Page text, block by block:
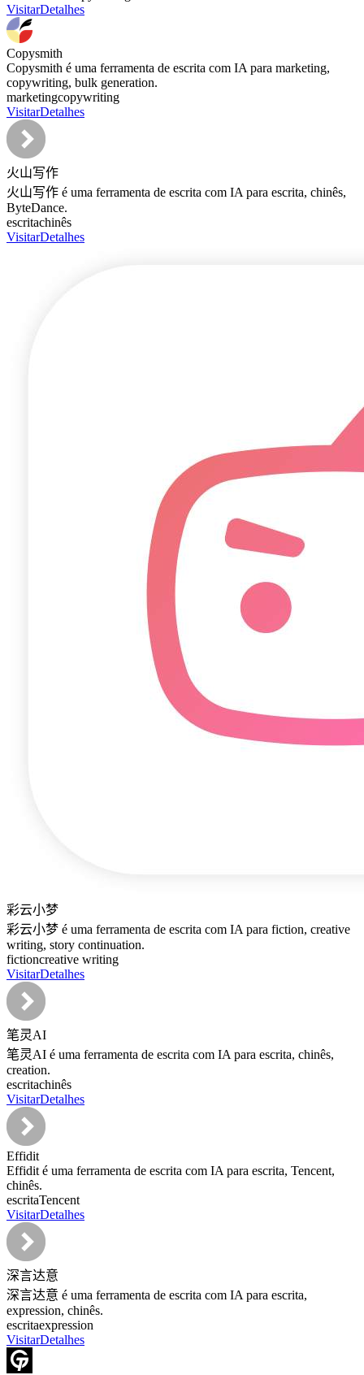
VisitarDetalhes
Copysmith
Copysmith é uma ferramenta de escrita com IA para marketing,
copywriting, bulk generation.
marketingcopywriting
VisitarDetalhes
火山写作
火山写作 é uma ferramenta de escrita com IA para escrita, chinês,
ByteDance.
escritachinês
VisitarDetalhes
彩云小梦
彩云小梦 é uma ferramenta de escrita com IA para fiction, creative
writing, story continuation.
fictioncreative writing
VisitarDetalhes
笔灵AI
笔灵AI é uma ferramenta de escrita com IA para escrita, chinês,
creation.
escritachinês
VisitarDetalhes
Effidit
Effidit é uma ferramenta de escrita com IA para escrita, Tencent,
chinês.
escritaTencent
VisitarDetalhes
深言达意
深言达意 é uma ferramenta de escrita com IA para escrita,
expression, chinês.
escritaexpression
VisitarDetalhes